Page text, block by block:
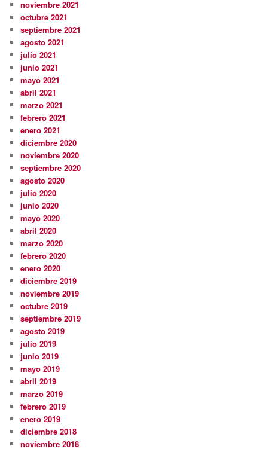
noviembre 2021
octubre 2021
septiembre 2021
agosto 2021
julio 2021
junio 2021
mayo 2021
abril 2021
marzo 2021
febrero 2021
enero 2021
diciembre 2020
noviembre 2020
septiembre 2020
agosto 2020
julio 2020
junio 2020
mayo 2020
abril 2020
marzo 2020
febrero 2020
enero 2020
diciembre 2019
noviembre 2019
octubre 2019
septiembre 2019
agosto 2019
julio 2019
junio 2019
mayo 2019
abril 2019
marzo 2019
febrero 2019
enero 2019
diciembre 2018
noviembre 2018